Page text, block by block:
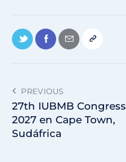
PREVIOUS
27th IUBMB Congress
2027 en Cape Town,
Sudáfrica